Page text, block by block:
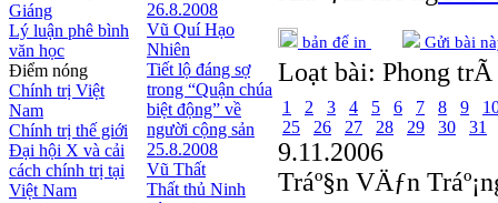
Giáng
Lý luận phê bình
văn học
Điểm nóng
Chính trị Việt
Nam
Chính trị thế giới
Đại hội X và cải
cách chính trị tại
Việt Nam
26.8.2008
Vũ Quí Hạo
Nhiên
Tiết lộ đáng sợ
trong “Quận chúa
biệt động” về
người cộng sản
25.8.2008
Vũ Thất
Thất thủ Ninh
bản để in Gửi bài
Loạt bài: Phong trÃ
1 2 3 4 5 6 7 8 9
25
26 27 28 29 30 31
9.11.2006
Tráº§n VÄƒn